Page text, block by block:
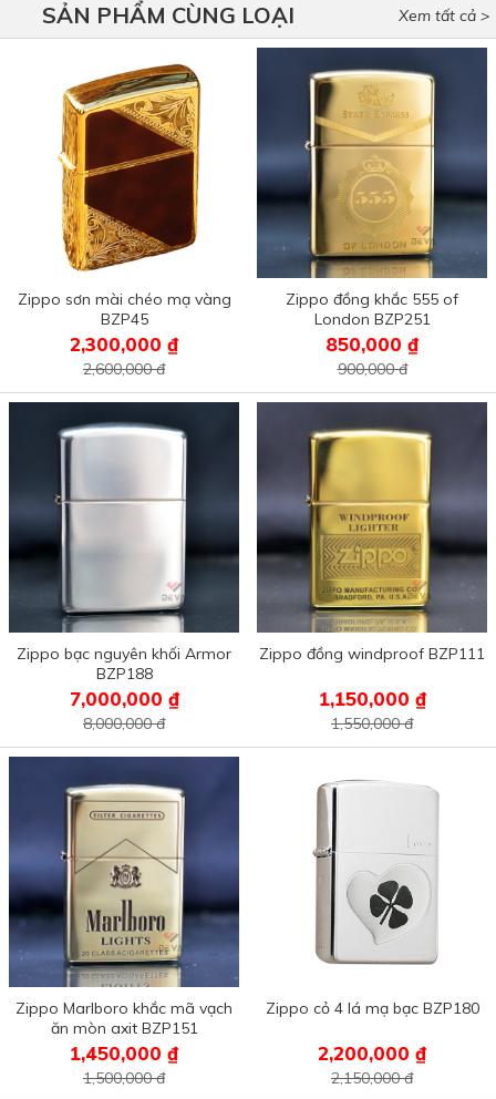
Xem tất cả >
SẢN PHẨM CÙNG LOẠI
Zippo sơn mài chéo mạ vàng
BZP45
2,300,000 ₫
2,600,000 đ
Zippo đồng khắc 555 of
London BZP251
850,000 ₫
900,000 đ
Zippo bạc nguyên khối Armor
BZP188
7,000,000 ₫
8,000,000 đ
Zippo đồng windproof BZP111
1,150,000 ₫
1,550,000 đ
Zippo Marlboro khắc mã vạch
ăn mòn axit BZP151
1,450,000 ₫
1,500,000 đ
Zippo cỏ 4 lá mạ bạc BZP180
2,200,000 ₫
2,150,000 đ